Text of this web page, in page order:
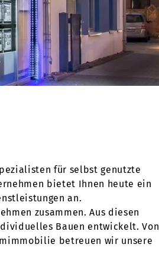
für selbst genutzte
bietet Ihnen heute ein
an.
zusammen. Aus diesen
Bauen entwickelt. Von
betreuen wir unsere